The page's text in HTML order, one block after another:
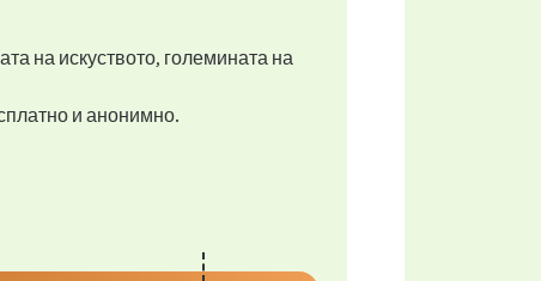
на искуството, големината на
и анонимно.